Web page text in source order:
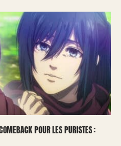
POUR LES PURISTES :